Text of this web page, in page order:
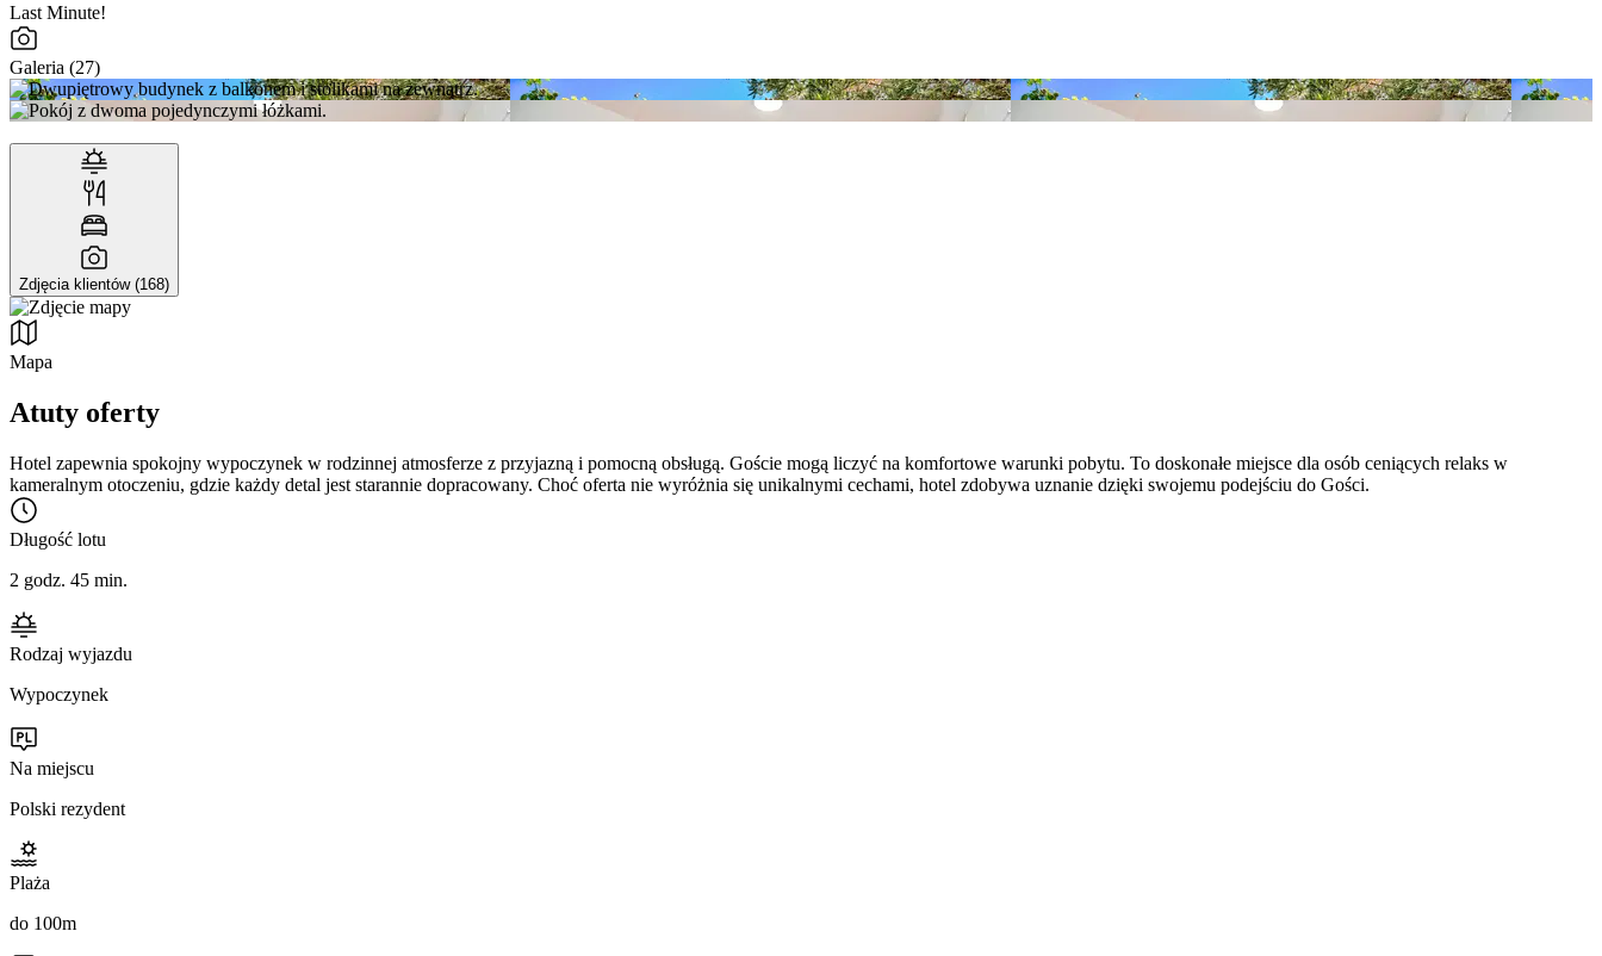
Last Minute!
Galeria (27)
Zdjęcia klientów (168)
Mapa
Atuty oferty
Hotel zapewnia spokojny wypoczynek w rodzinnej atmosferze z przyjazną i pomocną obsługą. Goście mogą liczyć na komfortowe warunki pobytu. To doskonałe miejsce dla osób ceniących relaks w
kameralnym otoczeniu, gdzie każdy detal jest starannie dopracowany. Choć oferta nie wyróżnia się unikalnymi cechami, hotel zdobywa uznanie dzięki swojemu podejściu do Gości.
Długość lotu
2 godz. 45 min.
Rodzaj wyjazdu
Wypoczynek
Na miejscu
Polski rezydent
Plaża
do 100m